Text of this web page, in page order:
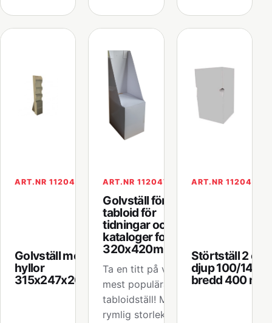
ART.NR 112046
Golvställ med 4
hyllor
315x247x205mm
ART.NR 112047
Golvställ för
tabloid för
tidningar och
kataloger format
320x420mm
Ta en titt på vårt
mest populära
tabloidställ! Med en
rymlig storlek på
ART.NR 112048
Störtställ 2
djup 100/
bredd 400 mm